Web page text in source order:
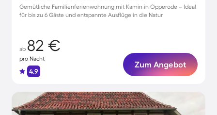
Gemütliche Familienferienwohnung mit Kamin in Opperode – Ideal
für bis zu 6 Gäste und entspannte Ausflüge in die Natur
ab 82 €
pro Nacht
4.9
Zum Angebot